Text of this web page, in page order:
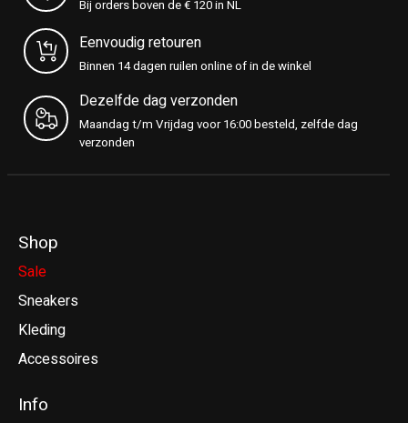
Bij orders boven de € 120 in NL
Eenvoudig retouren
Binnen 14 dagen ruilen online of in de winkel
Dezelfde dag verzonden
Maandag t/m Vrijdag voor 16:00 besteld, zelfde dag
verzonden
Shop
Sale
Sneakers
Kleding
Accessoires
Info